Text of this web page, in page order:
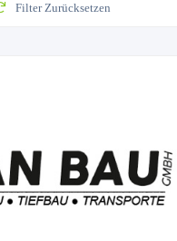
Filter Zurücksetzen